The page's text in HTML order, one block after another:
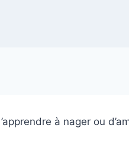
à nager ou